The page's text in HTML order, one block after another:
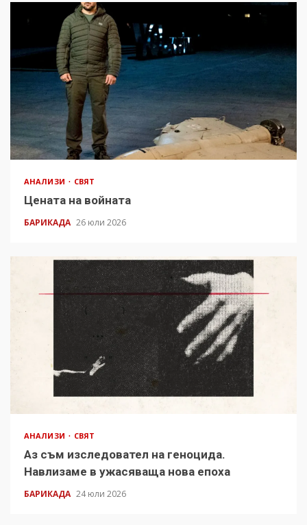
АНАЛИЗИ СВЯТ
Цената на войната
БАРИКАДА 26 юли 2026
АНАЛИЗИ СВЯТ
Аз съм изследовател на геноцида.
Навлизаме в ужасяваща нова епоха
БАРИКАДА 24 юли 2026